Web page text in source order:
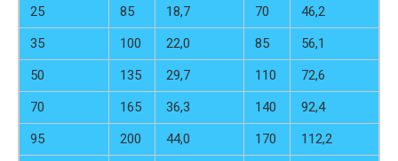
25
85 18,7 70
46,2
35
100 22,0 85
56,1
50
135 29,7 110
72,6
70
165 36,3 140
92,4
95
200 44,0 170
112,2